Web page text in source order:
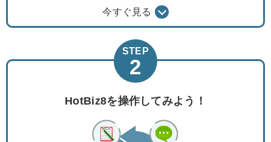
今すぐ見る
STEP
2
HotBiz8を操作してみよう！